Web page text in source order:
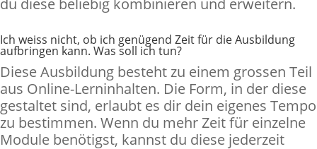
du diese beliebig kombinieren und erweitern.
Ich weiss nicht, ob ich genügend Zeit für die Ausbildung
aufbringen kann. Was soll ich tun?
Diese Ausbildung besteht zu einem grossen Teil
aus Online-Lerninhalten. Die Form, in der diese
gestaltet sind, erlaubt es dir dein eigenes Tempo
zu bestimmen. Wenn du mehr Zeit für einzelne
Module benötigst, kannst du diese jederzeit